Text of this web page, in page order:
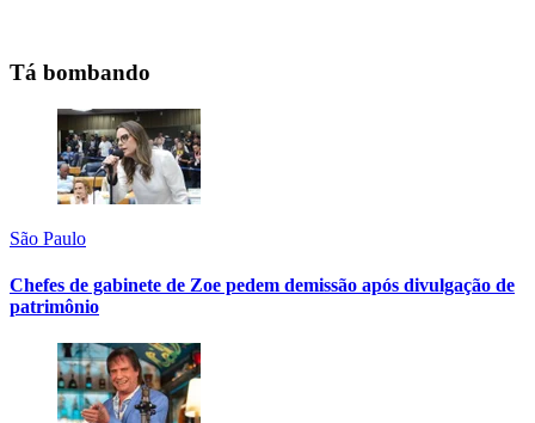
Tá bombando
São Paulo
Chefes de gabinete de Zoe pedem demissão após divulgação de
patrimônio